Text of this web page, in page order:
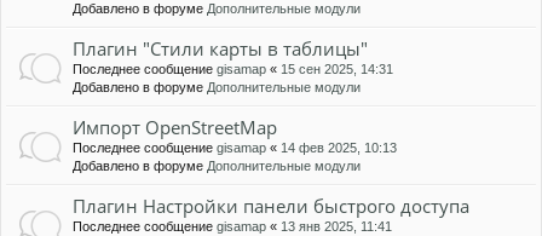
Добавлено в форуме Дополнительные модули
Плагин "Стили карты в таблицы"
Последнее сообщение gisamap « 15 сен 2025, 14:31
Добавлено в форуме Дополнительные модули
Импорт OpenStreetMap
Последнее сообщение gisamap « 14 фев 2025, 10:13
Добавлено в форуме Дополнительные модули
Плагин Настройки панели быстрого доступа
Последнее сообщение gisamap « 13 янв 2025, 11:41